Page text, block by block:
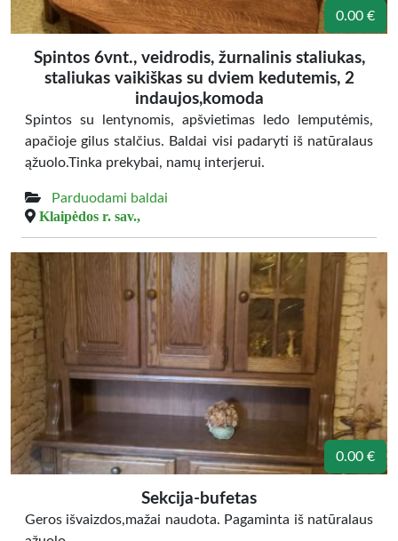
0.00 €
Spintos 6vnt., veidrodis, žurnalinis staliukas,
staliukas vaikiškas su dviem kedutemis, 2
indaujos,komoda
Spintos su lentynomis, apšvietimas ledo lemputėmis,
apačioje gilus stalčius. Baldai visi padaryti iš natūralaus
ąžuolo.Tinka prekybai, namų interjerui.
Parduodami baldai
Klaipėdos r. sav.,
0.00 €
Sekcija-bufetas
Geros išvaizdos,mažai naudota. Pagaminta iš natūralaus